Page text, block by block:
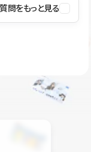
ご確認いただけま
ご利用ください。
問をもっと見る